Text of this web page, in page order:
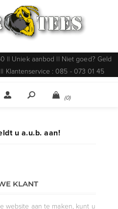
|| Uniek aanbod || Niet goed? Geld
Klantenservice : 085 - 073 01 45
(0)
u a.u.b. aan!
KLANT
website aan te maken, kunt u